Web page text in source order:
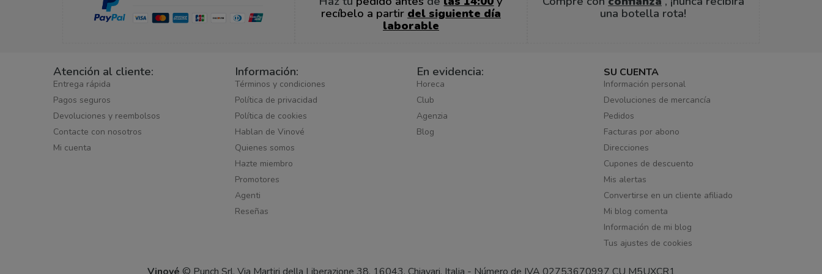
recíbelo a partir del siguiente día
laborable
una botella rota!
Atención al cliente:
Entrega rápida
Pagos seguros
Devoluciones y reembolsos
Contacte con nosotros
Mi cuenta
Información:
Términos y condiciones
Política de privacidad
Política de cookies
Hablan de Vinové
Quienes somos
Hazte miembro
Promotores
Agenti
Reseñas
En evidencia:
Horeca
Club
Agenzia
Blog
SU CUENTA
Información personal
Devoluciones de mercancía
Pedidos
Facturas por abono
Direcciones
Cupones de descuento
Mis alertas
Convertirse en un cliente afiliado
Mi blog comenta
Información de mi blog
Tus ajustes de cookies